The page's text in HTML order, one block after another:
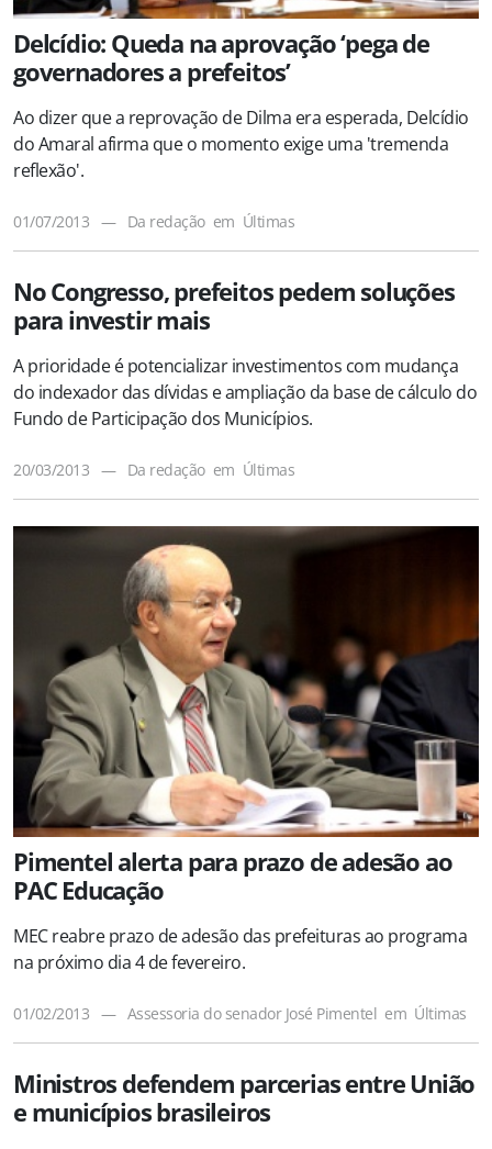
Delcídio: Queda na aprovação ‘pega de
governadores a prefeitos’
Ao dizer que a reprovação de Dilma era esperada, Delcídio
do Amaral afirma que o momento exige uma 'tremenda
reflexão'.
01/07/2013 — Da redação em Últimas
No Congresso, prefeitos pedem soluções
para investir mais
A prioridade é potencializar investimentos com mudança
do indexador das dívidas e ampliação da base de cálculo do
Fundo de Participação dos Municípios.
20/03/2013 — Da redação em Últimas
Pimentel alerta para prazo de adesão ao
PAC Educação
MEC reabre prazo de adesão das prefeituras ao programa
na próximo dia 4 de fevereiro.
01/02/2013 — Assessoria do senador José Pimentel em Últimas
Ministros defendem parcerias entre União
e municípios brasileiros